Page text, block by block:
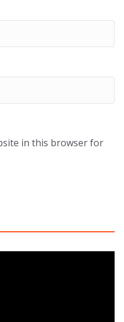
in this browser for